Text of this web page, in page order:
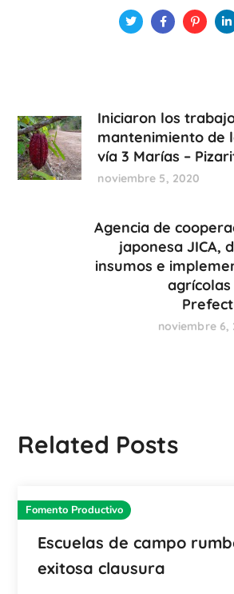
Iniciaron los
mantenimiento de
vía 3 Marías –
noviembre 5, 2020
Agencia de
japonesa JICA,
insumos e
noviembre 6,
Related Posts
Fomento Productivo
Escuelas de campo
exitosa clausura